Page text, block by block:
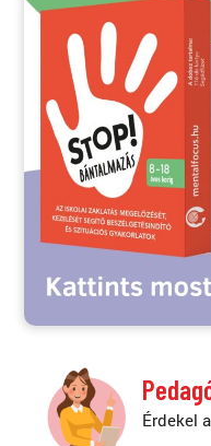
Érdekel